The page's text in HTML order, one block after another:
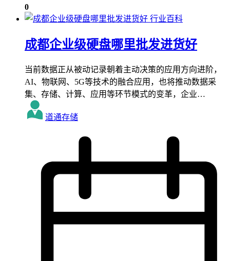
0
行业百科
成都企业级硬盘哪里批发进货好
当前数据正从被动记录朝着主动决策的应用方向进阶，
AI、物联网、5G等技术的融合应用，也将推动数据采
集、存储、计算、应用等环节模式的变革，企业…
道通存储